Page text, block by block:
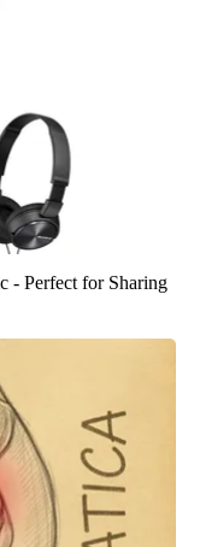
- Perfect for Sharing